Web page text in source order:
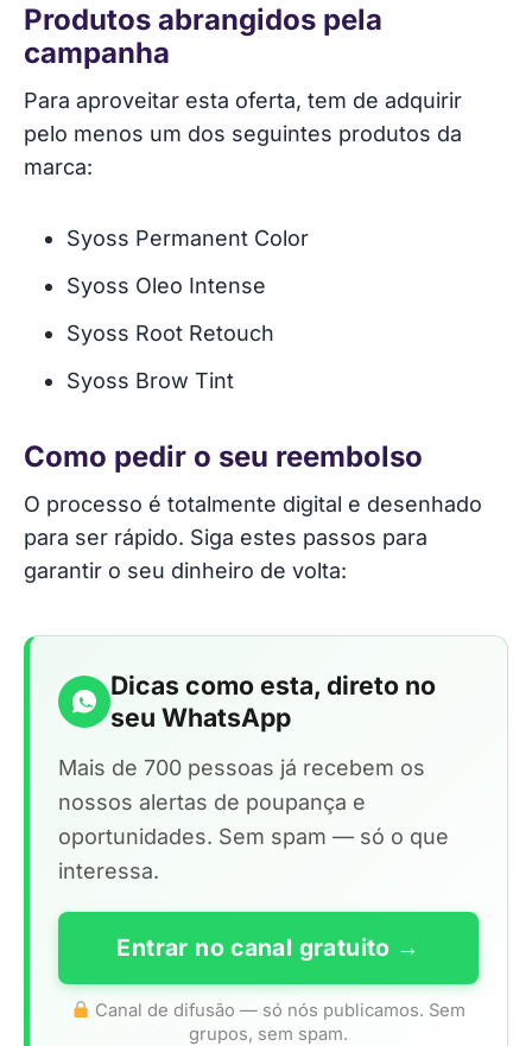
Produtos abrangidos pela
campanha
Para aproveitar esta oferta, tem de adquirir
pelo menos um dos seguintes produtos da
marca:
Syoss Permanent Color
Syoss Oleo Intense
Syoss Root Retouch
Syoss Brow Tint
Como pedir o seu reembolso
O processo é totalmente digital e desenhado
para ser rápido. Siga estes passos para
garantir o seu dinheiro de volta:
Dicas como esta, direto no
seu WhatsApp
Mais de 700 pessoas já recebem os
nossos alertas de poupança e
oportunidades. Sem spam — só o que
interessa.
Entrar no canal gratuito →
Canal de difusão — só nós publicamos. Sem
grupos, sem spam.